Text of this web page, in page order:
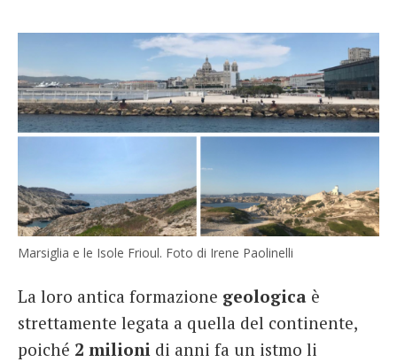
Marsiglia e le Isole Frioul. Foto di Irene Paolinelli
La loro antica formazione geologica è
strettamente legata a quella del continente,
poiché 2 milioni di anni fa un istmo li